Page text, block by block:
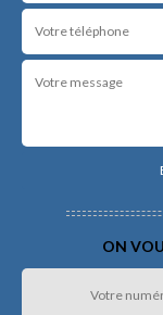
ON